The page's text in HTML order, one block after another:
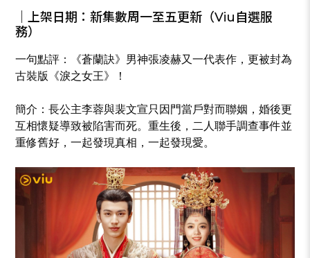
｜上架日期：新集數周一至五更新（Viu自選服
務）
一句點評：《蒼蘭訣》男神張凌赫又一代表作，更被封為
古裝版《淚之女王》！
簡介：長公主李蓉與裴文宣只因門當戶對而聯姻，婚後更
互相懷疑導致被陷害而死。重生後，二人聯手調查事件並
重修舊好，一起發現真相，一起發現愛。